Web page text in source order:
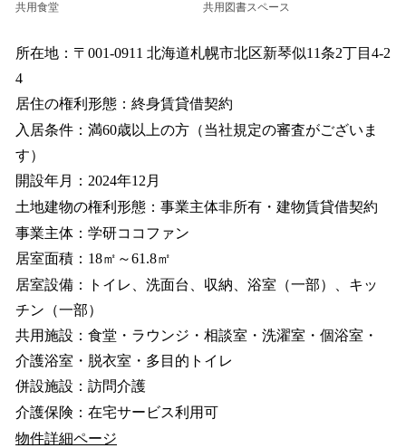
共用食堂 共用図書スペース
所在地：〒001-0911 北海道札幌市北区新琴似11条2丁目4-2
4
居住の権利形態：終身賃貸借契約
入居条件：満60歳以上の方（当社規定の審査がございま
す）
開設年月：2024年12月
土地建物の権利形態：事業主体非所有・建物賃貸借契約
事業主体：学研ココファン
居室面積：18㎡～61.8㎡
居室設備：トイレ、洗面台、収納、浴室（一部）、キッ
チン（一部）
共用施設：食堂・ラウンジ・相談室・洗濯室・個浴室・
介護浴室・脱衣室・多目的トイレ
併設施設：訪問介護
介護保険：在宅サービス利用可
物件詳細ページ